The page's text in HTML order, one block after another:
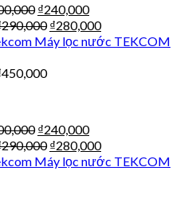
₫240,000
290,000 ₫280,000
Máy lọc nước TEKCOM
450,000
₫240,000
290,000 ₫280,000
Máy lọc nước TEKCOM